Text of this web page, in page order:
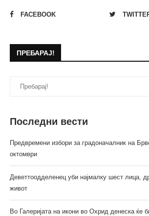
FACEBOOK
ПРЕБАРАЈ!
Последни вести
Предвремени избори за градоначалник на
октомври
Деветтоодделенец уби најмалку шест лица,
живот
Во Галеријата на икони во Охрид денеска ќе